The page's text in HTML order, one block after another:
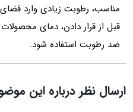
مناسب، رطوبت زیادی وارد
قبل از قرار دادن، دمای
ضد رطوبت استفاده شود.
ارسال نظر درباره این